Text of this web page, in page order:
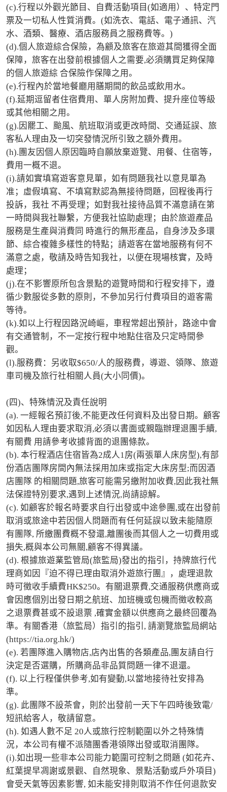
(c).行程以外觀光節目、自費活動項目(如適用）、特定門
票及一切私人性質消費。(如洗衣、電話、電子通訊、汽
水、酒類、醫療、酒店服務員之服務費等。)
(d).個人旅遊綜合保險，為顧及旅客在旅遊其間獲得全面
保障，旅客在出發前根據個人之需要,必須購買足夠保障
的個人旅遊綜 合保險作保障之用。
(e).行程內於當地餐廳用膳期間的飲品或飲用水。
(f).延期逗留者住宿費用、單人房附加費、提升座位等級
或其他相關之用。
(g).因罷工、颱風、航班取消或更改時間、交通延誤、旅
客私人理由及一切突發情況所引致之額外費用。
(h).團友因個人原因臨時自願放棄遊覽、用餐、住宿等，
費用一概不退。
(i).請如實填寫遊客意見單，如有問題我社以意見單為
准；虛假填寫、不填寫默認為無接待問題，回程後再行
投訴，我社 不再受理；如對我社接待品質不滿意請在第
一時間與我社聯繫，方便我社協助處理；由於旅遊產品
服務是生產與消費同 時進行的無形產品，自身涉及多環
節、綜合複雜多樣性的特點；請遊客在當地服務有何不
滿意之處，敬請及時告知我社，以便在現場核實，及時
處理；
(j).在不影響原所包含景點的遊覽時間和行程安排下，遵
循少數服從多數的原則，不參加另行付費項目的遊客需
等待。
(k).如以上行程因路況崎嶇，車程常超出預計，路途中會
有交通管制，不一定按行程中地點住宿及只定時間參
觀。
(l).服務費：另收取$650/人的服務費，導遊、領隊、旅遊
車司機及旅行社相關人員(大小同價)。
(四)、特殊情況及責任說明
(a). 一經報名預訂後,不能更改任何資料及出發日期。顧客
如因私人理由要求取消,必須以書面或親臨辦理退團手續,
有關費 用請參考收據背面的退團條款。
(b). 本行程酒店住宿皆為2成人1房(兩張單人床房型),有部
份酒店團隊房間內無法採用加床或指定大床房型;而因酒
店團隊 的相關問題,旅客可能需另繳附加收費,因此我社無
法保證特別要求,遇到上述情況,尚請諒解。
(c). 如顧客於報名時要求自行出發或中途參團,或在出發前
取消或旅途中若因個人問題而有任何延誤以致未能隨原
有團隊, 所繳團費概不發還,離團後而其個人之一切費用或
損失,概與本公司無關,顧客不得異議。
(d). 根據旅遊業監管局(旅監局)發出的指引，持牌旅行代
理商如因『迫不得已理由取消外遊旅行團』，處理退款
時可徵收手續費HK$250。有關退票費,交通服務供應商或
會因應個別出發日期之航班、加班機或包機而徵收較高
之退票費甚或不設退票 ,確實金額以供應商之最終回覆為
準。有關香港（旅監局）指引的指引, 請瀏覽旅監局網站
(https://tia.org.hk/)
(e). 若團隊進入購物店,店內出售的各類產品,團友請自行
決定是否選購，所購商品非品質問題一律不退還。
(f). 以上行程僅供參考,如有變動,以當地接待社安排為
準。
(g). 此團隊不設茶會，則於出發前一天下午四時後致電/
短訊給客人，敬請留意。
(h). 如遇人數不足 20人或旅行控制範圍以外之特殊情
況，本公司有權不派隨團香港領隊出發或取消團隊。
(i).如出現一些非本公司能力範圍可控制之問題 (如花卉、
紅葉提早凋謝或景觀、自然現象、景點活動或戶外項目)
會受天氣等因素影響, 如未能安排則取消不作任何退款安